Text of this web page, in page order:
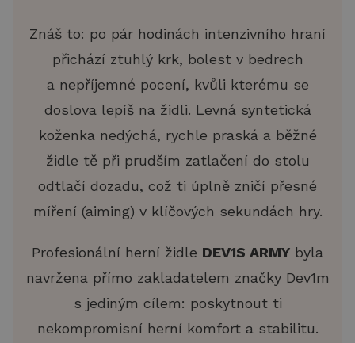
Znáš to: po pár hodinách intenzivního hraní
přichází ztuhlý krk, bolest v bedrech
a nepříjemné pocení, kvůli kterému se
doslova lepíš na židli. Levná syntetická
koženka nedýchá, rychle praská a běžné
židle tě při prudším zatlačení do stolu
odtlačí dozadu, což ti úplně zničí přesné
míření (aiming) v klíčových sekundách hry.
Profesionální herní židle DEV1S ARMY byla
navržena přímo zakladatelem značky Dev1m
s jediným cílem: poskytnout ti
nekompromisní herní komfort a stabilitu.